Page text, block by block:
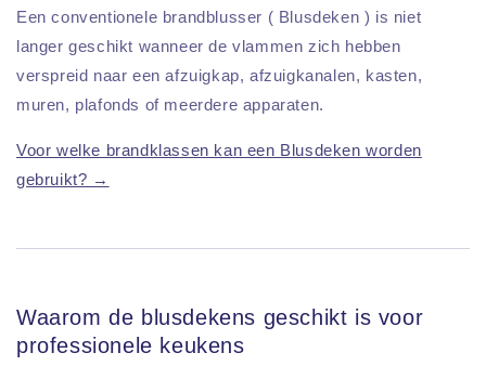
Een conventionele brandblusser ( Blusdeken ) is niet
langer geschikt wanneer de vlammen zich hebben
verspreid naar een afzuigkap, afzuigkanalen, kasten,
muren, plafonds of meerdere apparaten.
Voor welke brandklassen kan een Blusdeken worden
gebruikt? →
Waarom de blusdekens geschikt is voor
professionele keukens